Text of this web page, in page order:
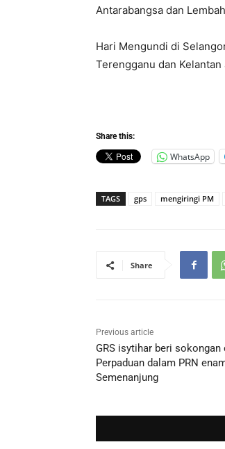
Antarabangsa dan
Hari Mengundi di
Terengganu dan
Share this:
WhatsApp
TAGS gps mengiringi PM
Share
Previous article
GRS isytihar beri sokongan
Perpaduan dalam PRN
Semenanjung